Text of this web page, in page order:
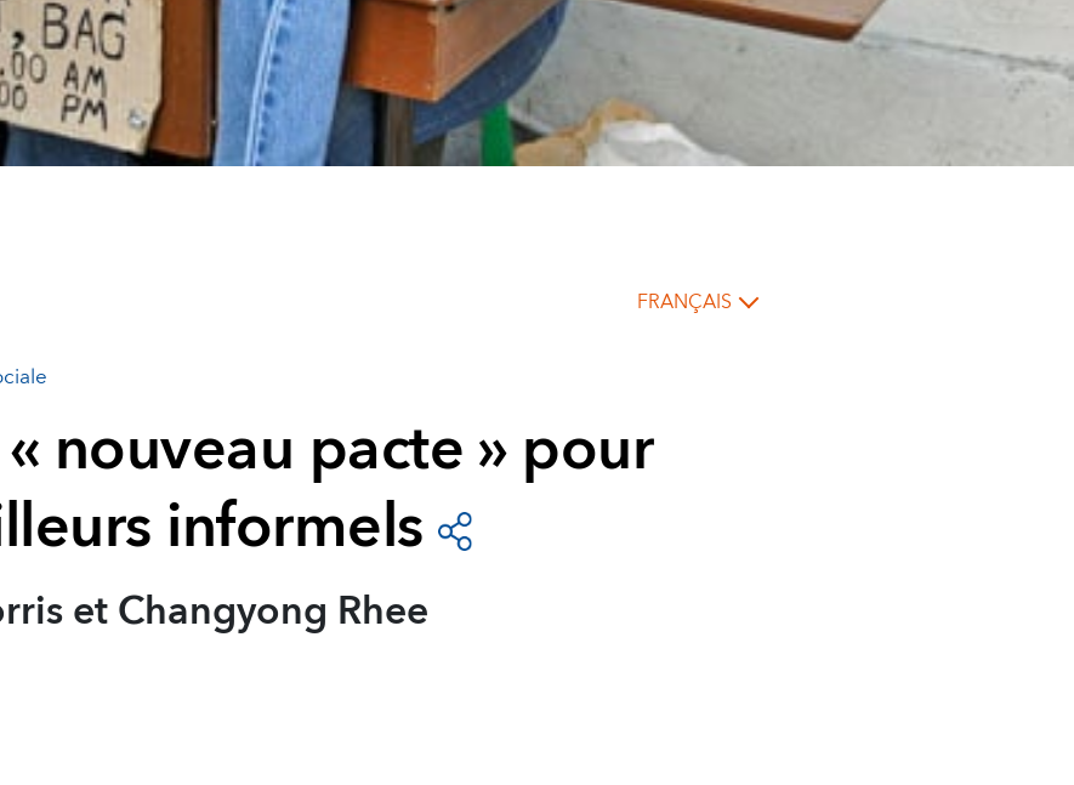
FRANÇAIS
nouveau pacte » pour
informels
et Changyong Rhee